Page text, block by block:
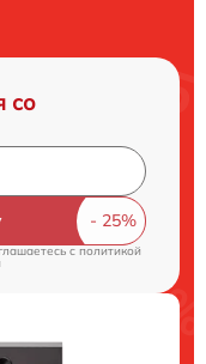
со
cполитикой